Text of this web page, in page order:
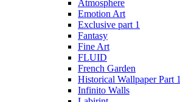
Atmosphere
Emotion Art
Exclusive part 1
Fantasy
Fine Art
FLUID
French Garden
Historical Wallpaper Part 1
Infinito Walls